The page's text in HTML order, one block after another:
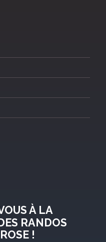
À LA
RANDOS
!